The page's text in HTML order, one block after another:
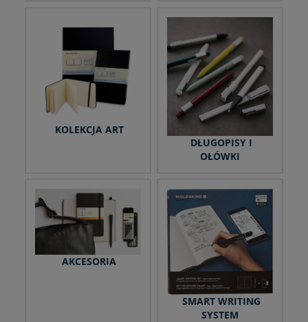
KOLEKCJA ART
DŁUGOPISY I
OŁÓWKI
AKCESORIA
SMART WRITING
SYSTEM